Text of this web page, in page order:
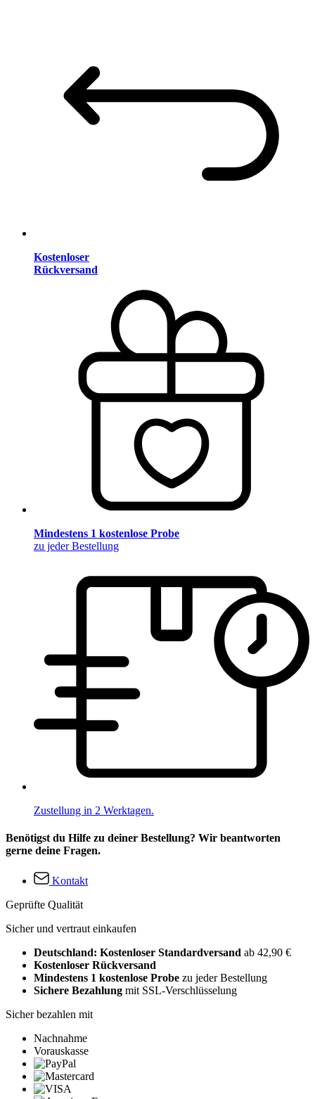
Kostenloser
Rückversand
Mindestens 1 kostenlose Probe
zu jeder Bestellung
Zustellung in 2 Werktagen.
Benötigst du Hilfe zu deiner Bestellung? Wir beantworten
gerne deine Fragen.
Kontakt
Geprüfte Qualität
Sicher und vertraut einkaufen
Deutschland: Kostenloser Standardversand ab 42,90 €
Kostenloser Rückversand
Mindestens 1 kostenlose Probe zu jeder Bestellung
Sichere Bezahlung mit SSL-Verschlüsselung
Sicher bezahlen mit
Nachnahme
Vorauskasse